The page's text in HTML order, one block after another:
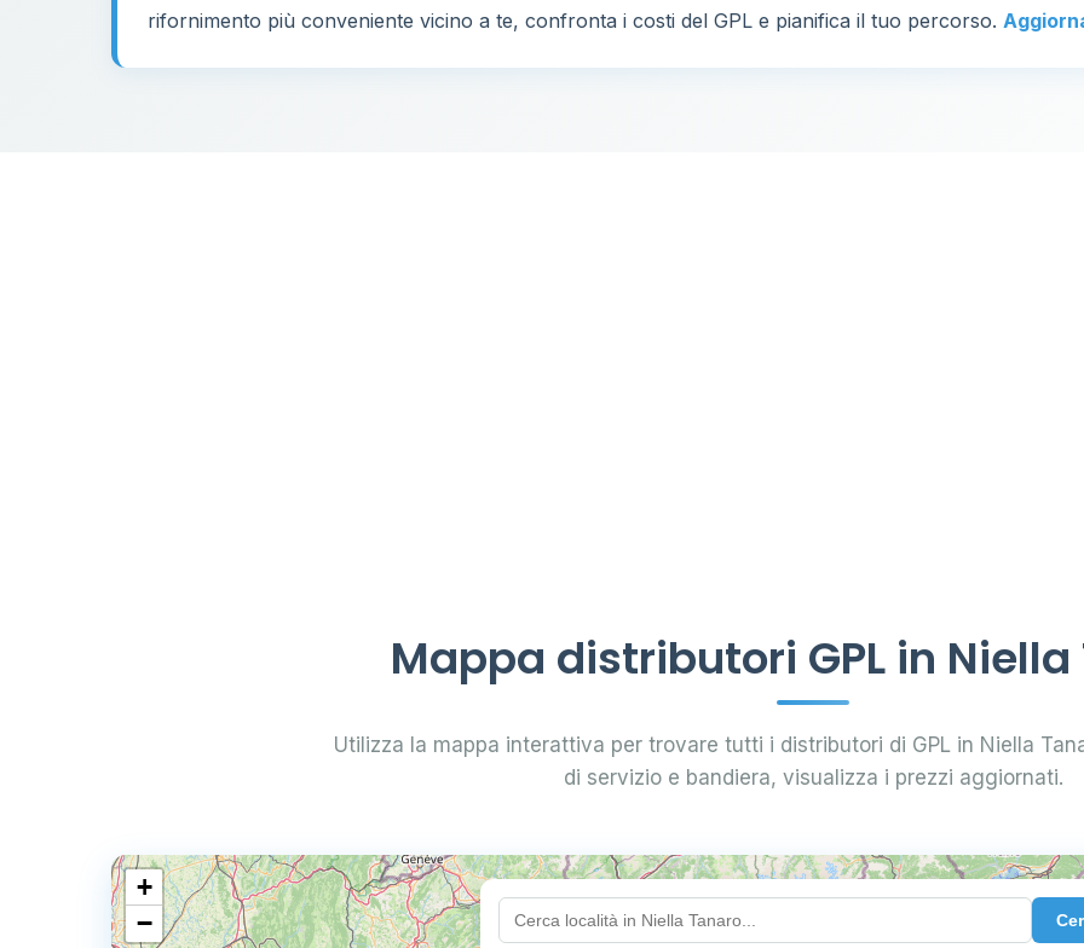
rifornimento più conveniente vicino a te, confronta i costi del GPL e pianifica il tuo percorso.
Mappa distributori GPL in Niella
Utilizza la mappa interattiva per trovare tutti i distributori di GPL in Niella
di servizio e bandiera, visualizza i prezzi aggiornati.
+
−